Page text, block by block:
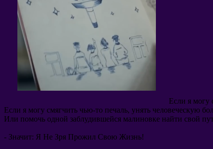
Если я могу
Если я могу смягчить чью-то печаль, унять человеческую
Или помочь одной заблудившейся малиновке найти свой
- Значит: Я Не Зря Прожил Свою Жизнь!